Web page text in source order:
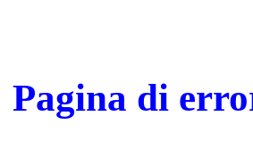
Pagina di